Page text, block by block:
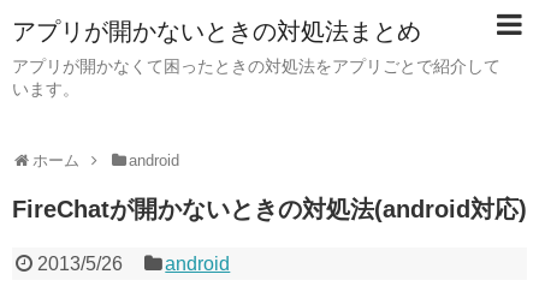
アプリが開かないときの対処法まとめ
アプリが開かなくて困ったときの対処法をアプリごとで紹介して
います。
ホーム android
FireChatが開かないときの対処法(android対応)
2013/5/26 android